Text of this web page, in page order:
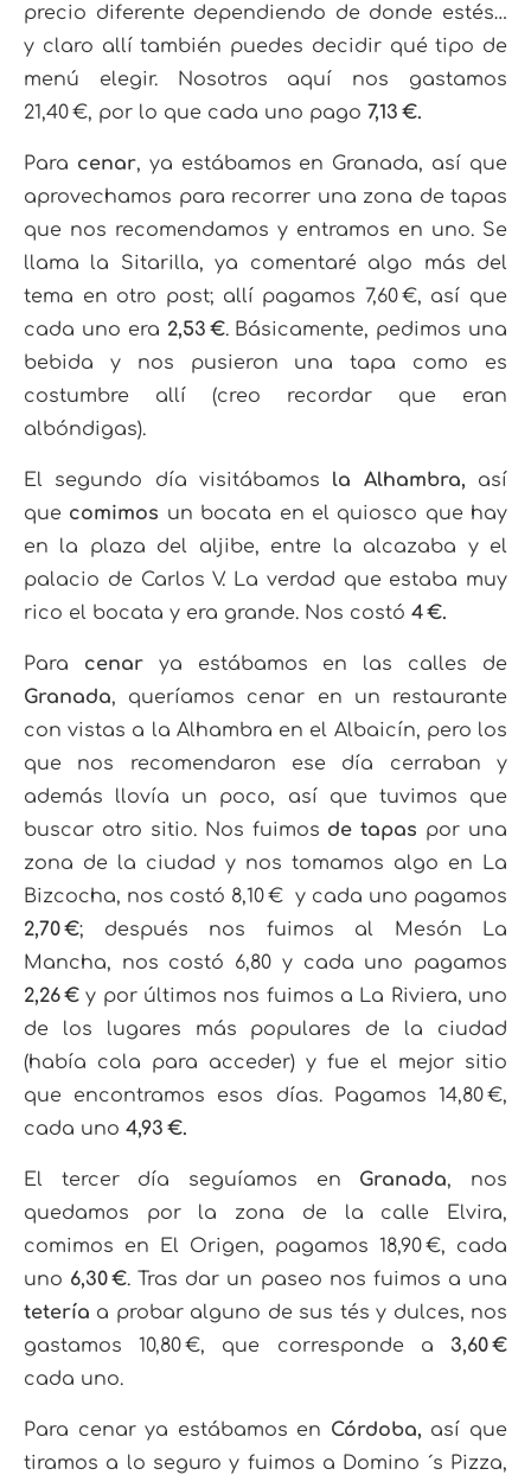
precio diferente dependiendo de donde estés…
y claro allí también puedes decidir qué tipo de
menú elegir. Nosotros aquí nos gastamos
21,40 €, por lo que cada uno pago 7,13 €.
Para cenar, ya estábamos en Granada, así que
aprovechamos para recorrer una zona de tapas
que nos recomendamos y entramos en uno. Se
llama la Sitarilla, ya comentaré algo más del
tema en otro post; allí pagamos 7,60 €, así que
cada uno era 2,53 €. Básicamente, pedimos una
bebida y nos pusieron una tapa como es
costumbre allí (creo recordar que eran
albóndigas).
El segundo día visitábamos la Alhambra, así
que comimos un bocata en el quiosco que hay
en la plaza del aljibe, entre la alcazaba y el
palacio de Carlos V. La verdad que estaba muy
rico el bocata y era grande. Nos costó 4 €.
Para cenarya estábamos en las calles de
Granada, queríamos cenar en un restaurante
con vistas a la Alhambra en el Albaicín, pero los
que nos recomendaron ese día cerraban y
además llovía un poco, así que tuvimos que
buscar otro sitio. Nos fuimos de tapas por una
zona de la ciudad y nos tomamos algo en La
Bizcocha, nos costó 8,10 € y cada uno pagamos
2,70 €; después nos fuimos al Mesón La
Mancha, nos costó 6,80 y cada uno pagamos
2,26 € y por últimos nos fuimos a La Riviera, uno
de los lugares más populares de la ciudad
(había cola para acceder) y fue el mejor sitio
que encontramos esos días. Pagamos 14,80 €,
cada uno 4,93 €.
El tercer día seguíamos en Granada, nos
quedamos por la zona de la calle Elvira,
comimos en El Origen, pagamos 18,90 €, cada
uno 6,30 €. Tras dar un paseo nos fuimos a una
tetería a probar alguno de sus tés y dulces, nos
gastamos 10,80 €, que corresponde a 3,60 €
cada uno.
Para cenar ya estábamos en Córdoba, así que
tiramos a lo seguro y fuimos a Domino ´s Pizza,